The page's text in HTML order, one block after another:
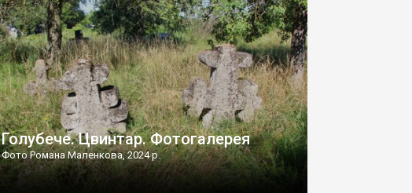
[…]
Голубече. Цвинтар. Фотогалерея
Фото Романа Маленкова, 2024 р.